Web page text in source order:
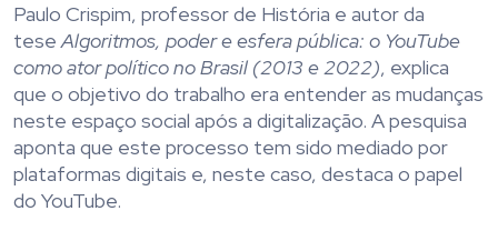
Paulo Crispim, professor de História e autor da
teseAlgoritmos, poder e esfera pública: o YouTube
como ator político no Brasil (2013 e 2022), explica
que o objetivo do trabalho era entender as mudanças
neste espaço social após a digitalização. A pesquisa
aponta que este processo tem sido mediado por
plataformas digitais e, neste caso, destaca o papel
do YouTube.